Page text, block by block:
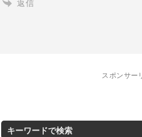
返信
スポンサー
キーワードで検索